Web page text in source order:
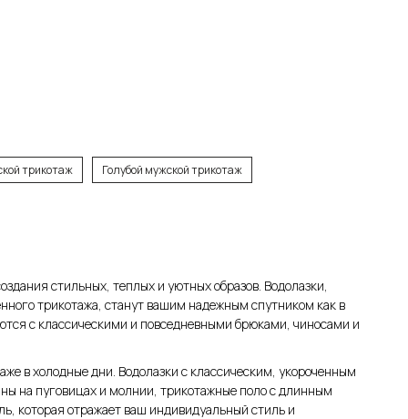
трикотаж Голубой мужской трикотаж
стильных, теплых и уютных образов. Водолазки,
трикотажа, станут вашим надежным спутником как в
с классическими и повседневными брюками, чиносами и
в холодные дни. Водолазки с классическим, укороченным
на пуговицах и молнии, трикотажные поло с длинным
которая отражает ваш индивидуальный стиль и